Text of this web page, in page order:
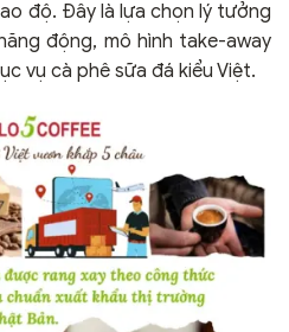
độ. Đây là lựa chọn lý tưởng
động, mô hình take-away
vụ cà phê sữa đá kiểu Việt.